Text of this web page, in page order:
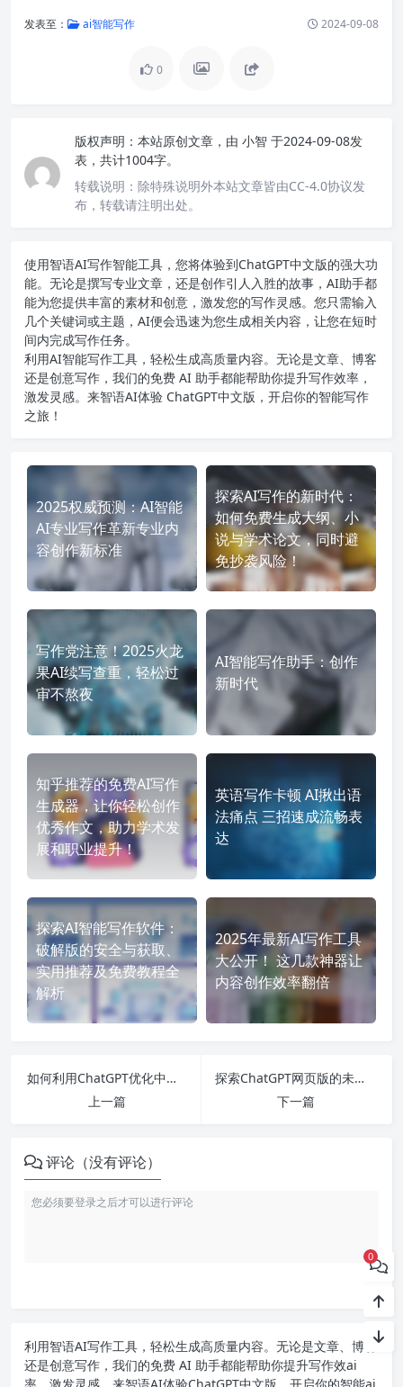
发表至： ai智能写作 2024-09-08
0
版权声明： 本站原创文章，由 小智 于2024-09-08发
表，共计1004字。
转载说明： 除特殊说明外本站文章皆由CC-4.0协议发
布，转载请注明出处。
使用智语AI写作智能工具，您将体验到ChatGPT中文版的强大功
能。无论是撰写专业文章，还是创作引人入胜的故事，AI助手都
能为您提供丰富的素材和创意，激发您的写作灵感。您只需输入
几个关键词或主题，AI便会迅速为您生成相关内容，让您在短时
间内完成写作任务。
利用AI智能写作工具，轻松生成高质量内容。无论是文章、博客
还是创意写作，我们的免费 AI 助手都能帮助你提升写作效率，
激发灵感。来智语AI体验 ChatGPT中文版 ，开启你的智能写作
之旅！
2025权威预测：AI智能
AI专业写作革新专业内
容创作新标准
探索AI写作的新时代：
如何免费生成大纲、小
说与学术论文，同时避
免抄袭风险！
写作党注意！2025火龙
果AI续写查重，轻松过
审不熬夜
AI智能写作助手：创作
新时代
知乎推荐的免费AI写作
生成器，让你轻松创作
优秀作文，助力学术发
展和职业提升！
英语写作卡顿 AI揪出语
法痛点 三招速成流畅表
达
探索AI智能写作软件：
破解版的安全与获取、
实用推荐及免费教程全
解析
2025年最新AI写作工具
大公开！ 这几款神器让
内容创作效率翻倍
如何利用ChatGPT优化中文语音功能并提升人工智能应用的就业前景
上一篇
探索ChatGPT网页版的未来：人工智能在二本专业中的就业前景与最新技术动态分析
下一篇
评论（没有评论）
利用智语AI写作工具，轻松生成高质量内容。无论是文章、博客
还是创意写作，我们的免费 AI 助手都能帮助你提升写作效ai
0